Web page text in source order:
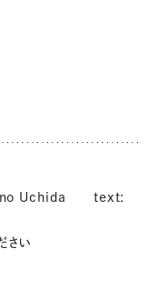
Uchida text:
さい